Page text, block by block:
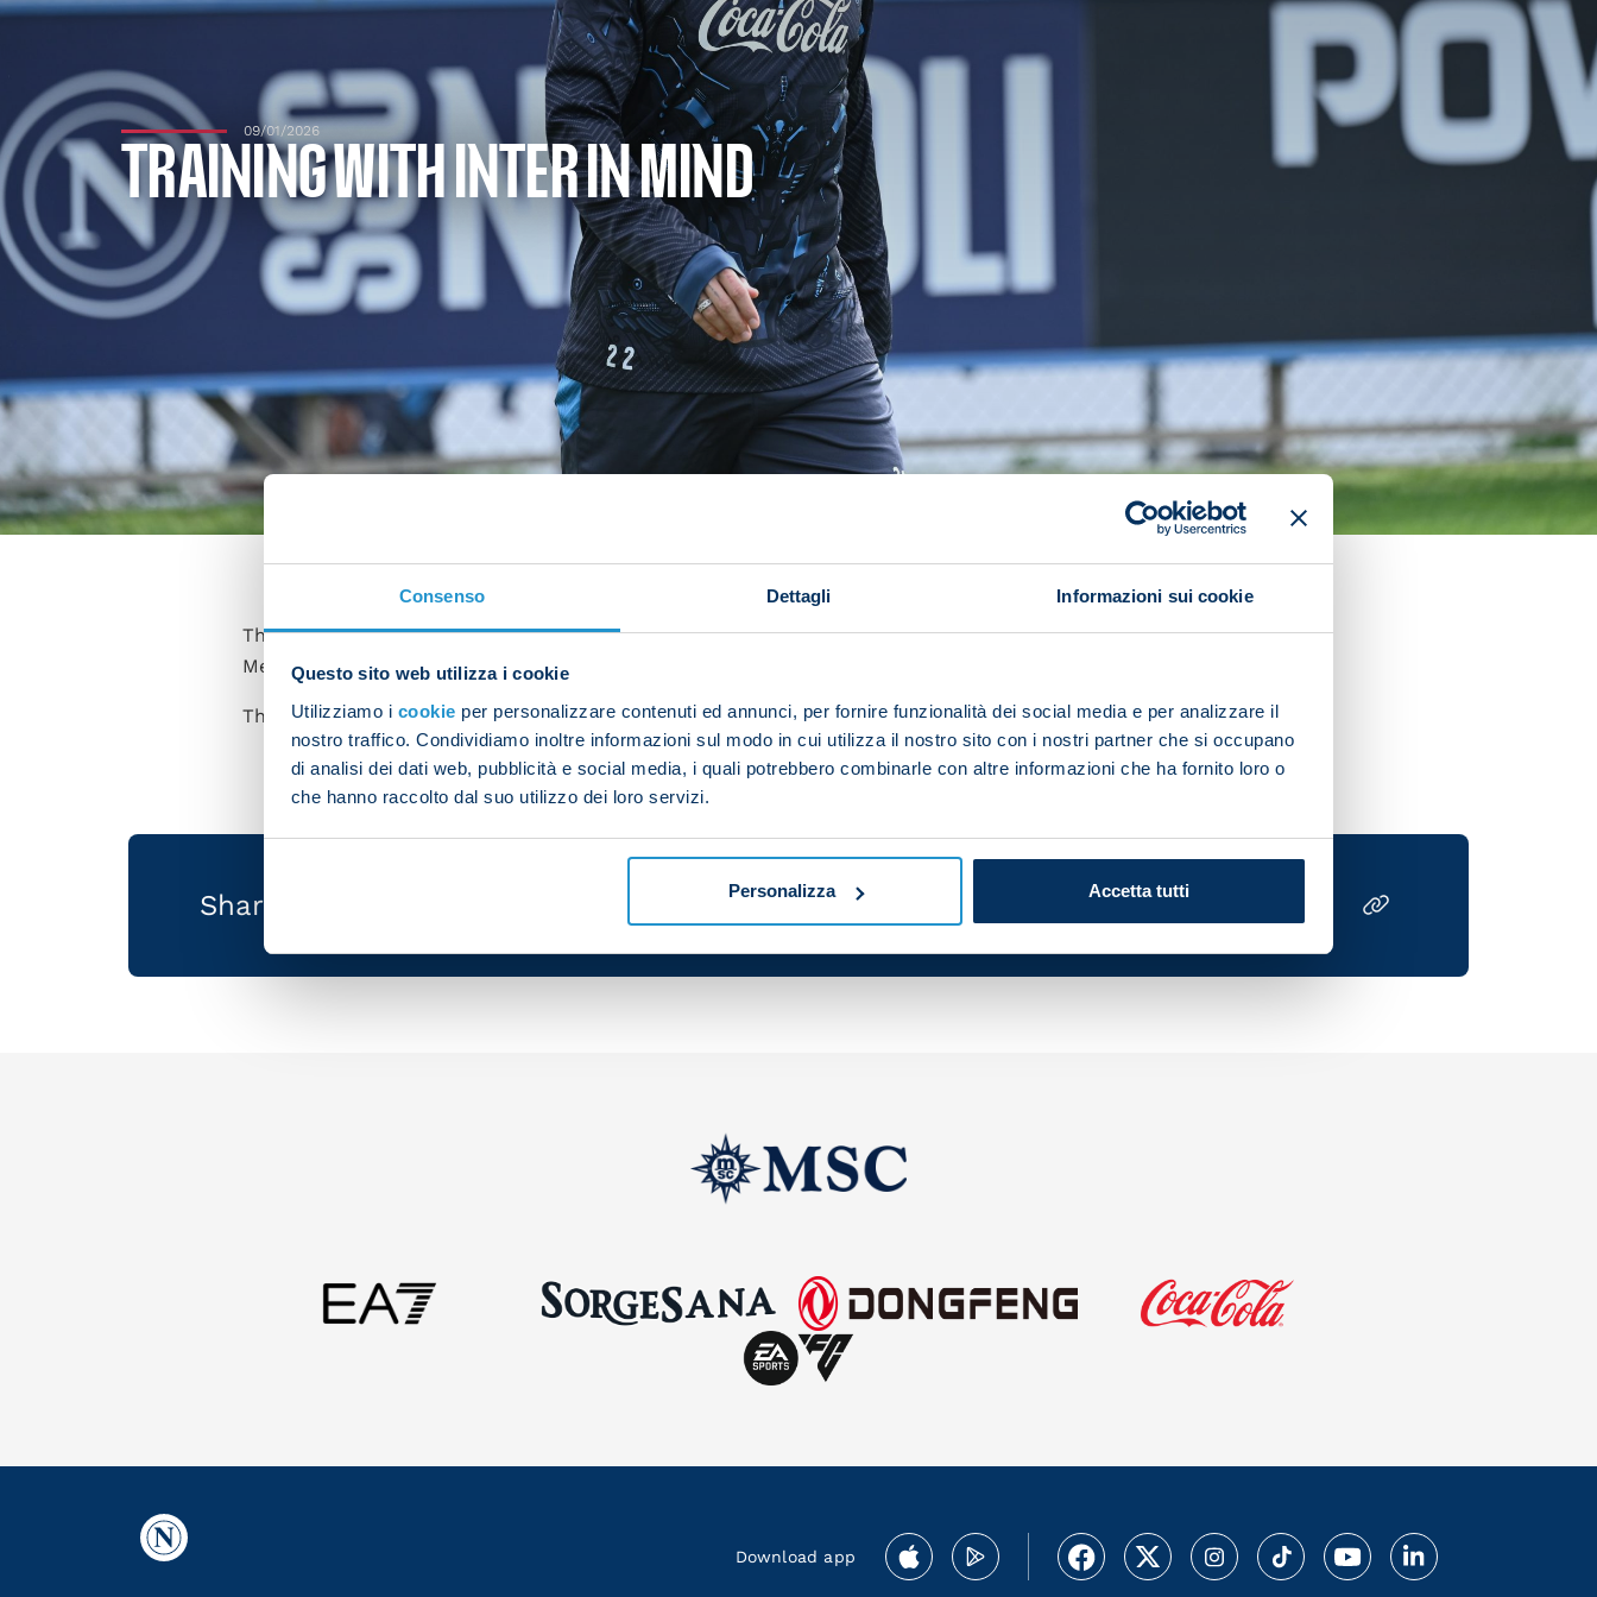
Consenso Dettagli Informazioni sui cookie
Questo sito web utilizza i cookie
Utilizziamo i cookie per personalizzare contenuti ed annunci, per fornire funzionalità dei social media e per analizzare il
nostro traffico. Condividiamo inoltre informazioni sul modo in cui utilizza il nostro sito con i nostri partner che si occupano
di analisi dei dati web, pubblicità e social media, i quali potrebbero combinarle con altre informazioni che ha fornito loro o
che hanno raccolto dal suo utilizzo dei loro servizi.
Personalizza Accetta tutti
09/01/2026
TRAINING WITH INTER IN MIND
The team was back in training on Friday as they turn their attentions to Sunday's clash with Inter at the Stadio
Meazza.
The morning session saw the players take part in a series of technical and tactical drills.
Share the article with your friends and support the team
Download app